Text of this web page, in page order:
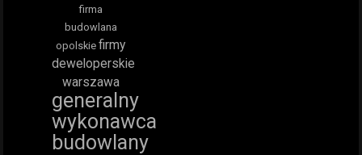
firma
budowlana
opolskie firmy
deweloperskie
warszawa
generalny
wykonawca
budowlany